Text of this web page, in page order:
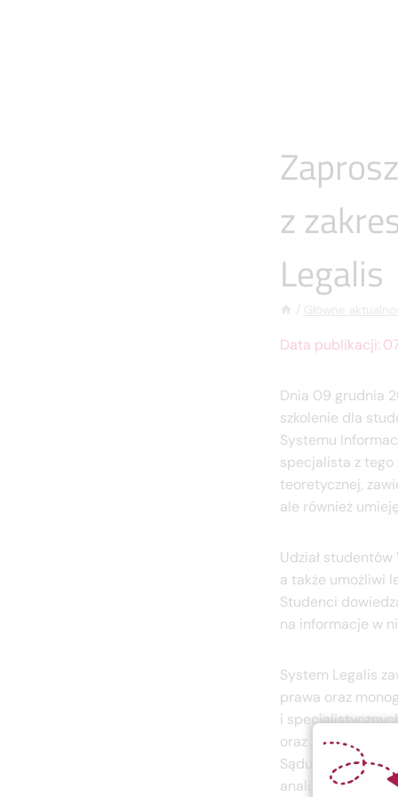
z
Legalis
/ Główne
Data publikacji:
Dnia 09 grudnia
szkolenie dla
Systemu
specjalista z tego
teoretycznej,
ale również
Udział
a także umożliwi
Studenci
na informacje w
System Legalis
prawa oraz
i
oraz gwarantuje
Sądu
analizy poglądów